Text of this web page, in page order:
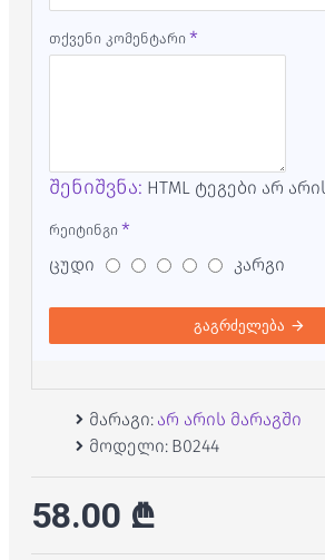
თქვენი კომენტარი
შენიშვნა: HTML ტეგები არ
რეიტინგი
ცუდი კარგი
გაგრძელება
მარაგი: არ არის მარაგში
მოდელი: B0244
58.00 ₾